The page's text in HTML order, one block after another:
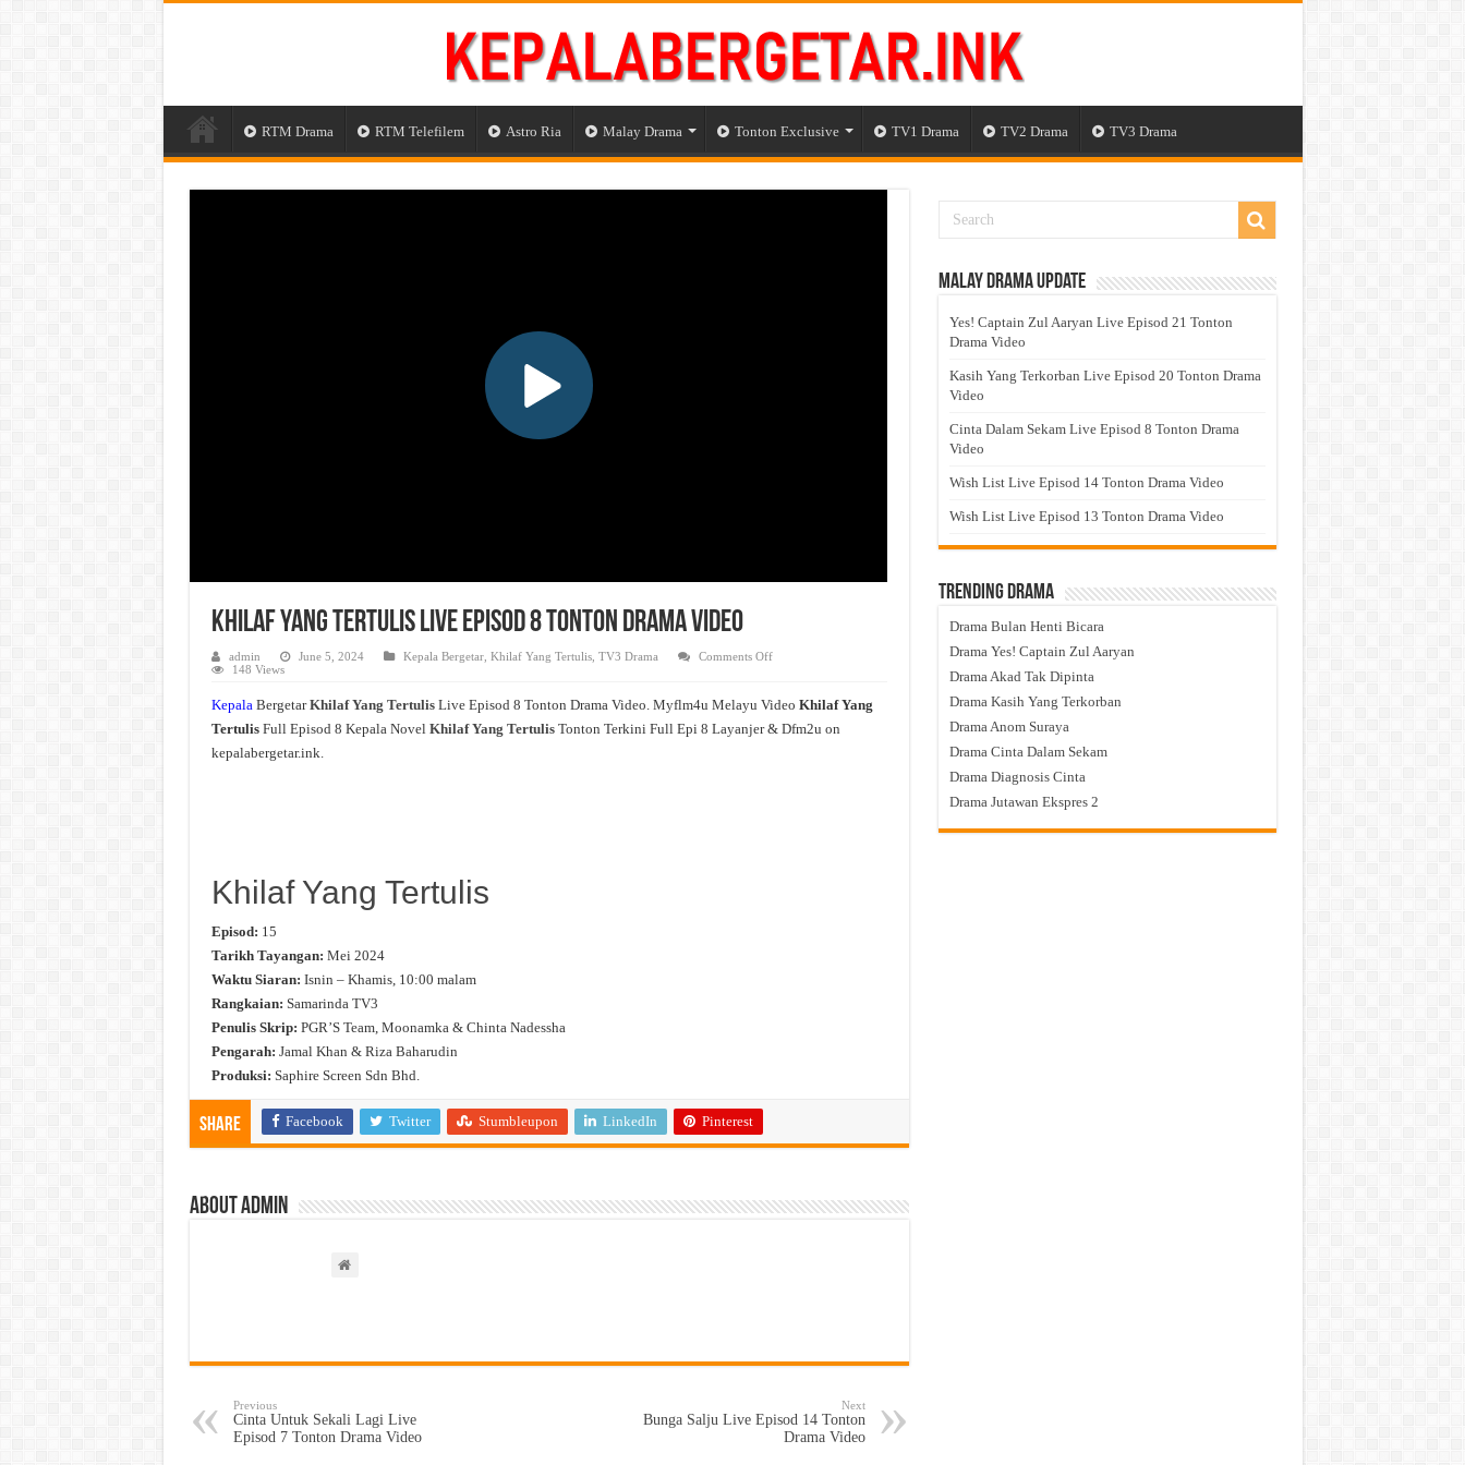
RTM Drama RTM Telefilem Astro Ria Malay Drama Tonton Exclusive TV1 Drama TV2 Drama TV3 Drama
Khilaf Yang Tertulis Live Episod 8 Tonton Drama Video
admin June 5, 2024 Kepala Bergetar, Khilaf Yang Tertulis, TV3 Drama Comments Offon
Live
8
148 Views
KepalaBergetarKhilaf Yang Tertulis Live Episod 8 Tonton Drama Video. Myflm4u Melayu Video Khilaf Yang
TertulisFull Episod 8 Kepala NovelKhilaf Yang Tertulis Tonton Terkini Full Epi 8 Layanjer & Dfm2u on
kepalabergetar.ink.
Khilaf Yang Tertulis
Episod: 15
Tarikh Tayangan: Mei 2024
Waktu Siaran: Isnin – Khamis, 10:00 malam
Rangkaian: Samarinda TV3
Penulis Skrip: PGR’S Team, Moonamka & Chinta Nadessha
Pengarah: Jamal Khan & Riza Baharudin
Produksi: Saphire Screen Sdn Bhd.
Share Facebook Twitter Stumbleupon LinkedIn Pinterest
About admin
Previous
Cinta Untuk Sekali Lagi Live
Episod 7 Tonton Drama Video
Next
Bunga Salju Live Episod 14 Tonton
Drama Video
Malay Drama Update
Yes! Captain Zul Aaryan Live Episod 21 Tonton
Drama Video
Kasih Yang Terkorban Live Episod 20 Tonton Drama
Video
Cinta Dalam Sekam Live Episod 8 Tonton Drama
Video
Wish List Live Episod 14 Tonton Drama Video
Wish List Live Episod 13 Tonton Drama Video
Trending Drama
Drama Bulan Henti Bicara
Drama Yes! Captain Zul Aaryan
Drama Akad Tak Dipinta
Drama Kasih Yang Terkorban
Drama Anom Suraya
Drama Cinta Dalam Sekam
Drama Diagnosis Cinta
Drama Jutawan Ekspres 2